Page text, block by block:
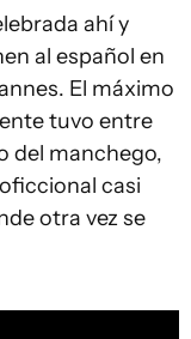
ahí y
al español en
El máximo
tuvo entre
del manchego,
casi
otra vez se